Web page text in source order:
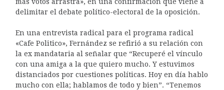
delimitar el debate político-electoral de la oposición.
En una entrevista radical para el programa radical
«Cafe Politico», Fernández se refirió a su relación con
la ex mandataria al señalar que “Recuperé el vínculo
con una amiga a la que quiero mucho. Y estuvimos
distanciados por cuestiones políticas. Hoy en día hablo
mucho con ella; hablamos de todo y bien”. “Tenemos